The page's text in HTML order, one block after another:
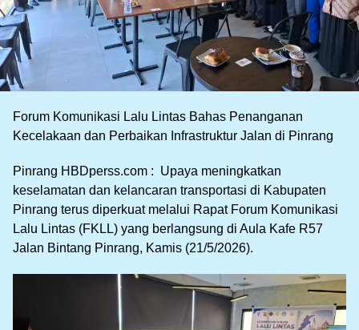
Forum Komunikasi Lalu Lintas Bahas Penanganan
Kecelakaan dan Perbaikan Infrastruktur Jalan di Pinrang
Pinrang HBDperss.com : Upaya meningkatkan
keselamatan dan kelancaran transportasi di Kabupaten
Pinrang terus diperkuat melalui Rapat Forum Komunikasi
Lalu Lintas (FKLL) yang berlangsung di Aula Kafe R57
Jalan Bintang Pinrang, Kamis (21/5/2026).